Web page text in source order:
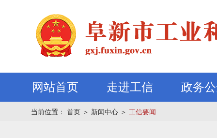
网站首页 走进工信 政务
当前位置： 首页 ＞ 新闻中心 ＞ 工信要闻